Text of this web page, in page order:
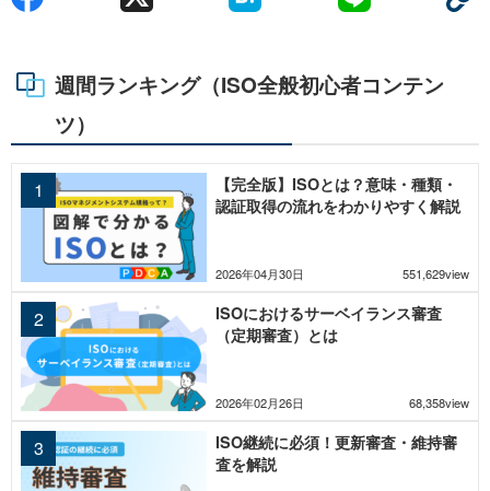
週間ランキング（ISO全般初心者コンテン
ツ）
2026年04月30日 551,629view
【完全版】ISOとは？意味・種類・
認証取得の流れをわかりやすく解説
2026年02月26日 68,358view
ISOにおけるサーベイランス審査
（定期審査）とは
ISO継続に必須！更新審査・維持審
査を解説